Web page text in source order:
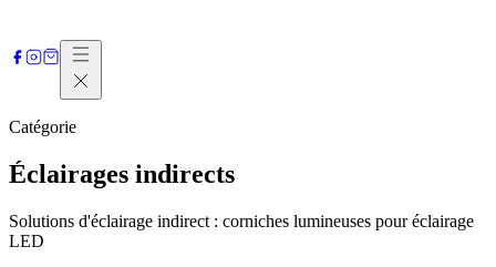
Catégorie
Éclairages indirects
Solutions d'éclairage indirect : corniches lumineuses pour éclairage
LED